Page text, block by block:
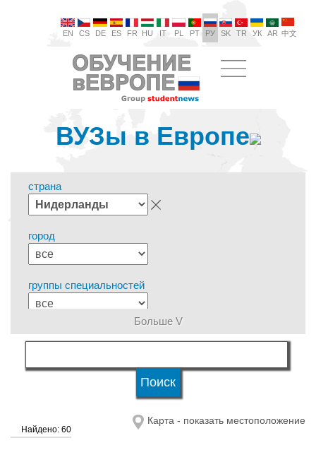
EN CS DE ES FR HU IT PL PT РУ SK TR УК AR 中文
ВУЗы в Европе
страна
город
группы специальностей
язык обучения
Больше V
Найдено: 60
Карта - показать местоположение